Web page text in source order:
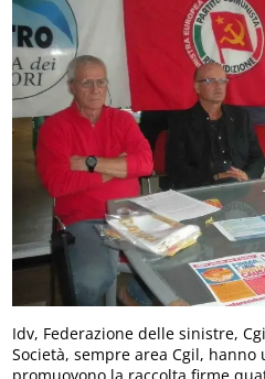
Idv, Federazione delle sinistre,
Società, sempre area Cgil,
promuovono la raccolta firme